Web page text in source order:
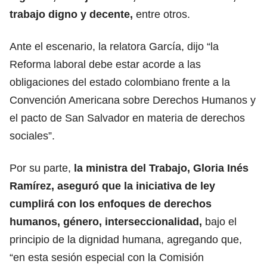
trabajo digno y decente, entre otros.
Ante el escenario, la relatora García, dijo “la
Reforma laboral debe estar acorde a las
obligaciones del estado colombiano frente a la
Convención Americana sobre Derechos Humanos y
el pacto de San Salvador en materia de derechos
sociales”.
Por su parte, la ministra del Trabajo, Gloria Inés
Ramírez, aseguró que la iniciativa de ley
cumplirá con los enfoques de derechos
humanos, género, interseccionalidad, bajo el
principio de la dignidad humana, agregando que,
“en esta sesión especial con la Comisión